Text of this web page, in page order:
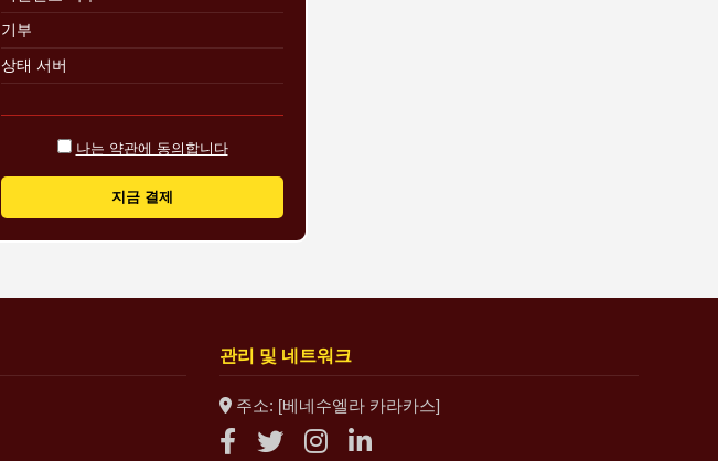
기부
상태 서버
나는 약관에 동의합니다
지금 결제
관리 및 네트워크
주소: [베네수엘라 카라카스]